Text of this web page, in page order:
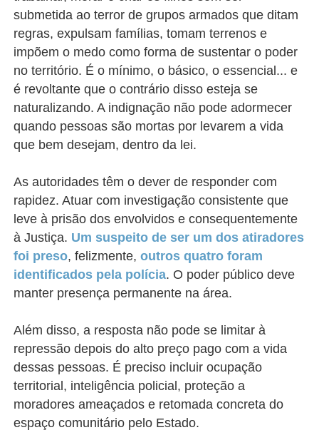
submetida ao terror de grupos armados que ditam
regras, expulsam famílias, tomam terrenos e
impõem o medo como forma de sustentar o poder
no território. É o mínimo, o básico, o essencial... e
é revoltante que o contrário disso esteja se
naturalizando. A indignação não pode adormecer
quando pessoas são mortas por levarem a vida
que bem desejam, dentro da lei.
As autoridades têm o dever de responder com
rapidez. Atuar com investigação consistente que
leve à prisão dos envolvidos e consequentemente
à Justiça. Um suspeito de ser um dos atiradores
foi preso, felizmente,outros quatro foram
identificados pela polícia. O poder público deve
manter presença permanente na área.
Além disso, a resposta não pode se limitar à
repressão depois do alto preço pago com a vida
dessas pessoas. É preciso incluir ocupação
territorial, inteligência policial, proteção a
moradores ameaçados e retomada concreta do
espaço comunitário pelo Estado.